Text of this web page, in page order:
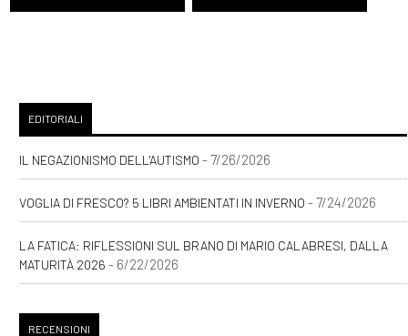
EDITORIALI
IL NEGAZIONISMO DELL'AUTISMO - 7/26/2026
VOGLIA DI FRESCO? 5 LIBRI AMBIENTATI IN INVERNO - 7/24/2026
LA FATICA: RIFLESSIONI SUL BRANO DI MARIO CALABRESI, DALLA
MATURITÀ 2026 - 6/22/2026
RECENSIONI